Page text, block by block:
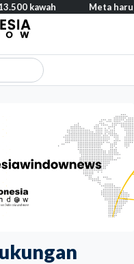
Meta harus bayar